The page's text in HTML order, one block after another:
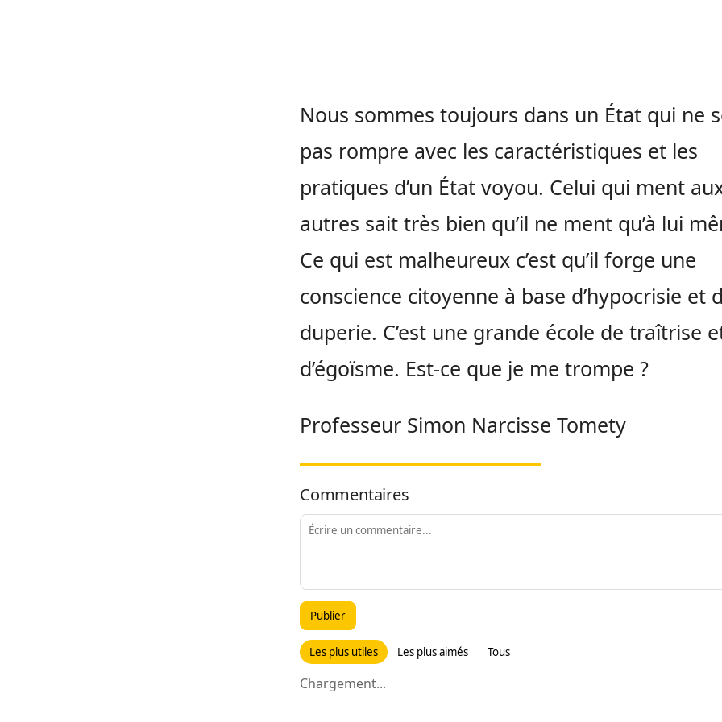
Nous sommes toujours dans un État qui ne
pas rompre avec les caractéristiques et les
pratiques d’un État voyou. Celui qui ment
autres sait très bien qu’il ne ment qu’à lui
Ce qui est malheureux c’est qu’il forge une
conscience citoyenne à base d’hypocrisie et
duperie. C’est une grande école de traîtrise
d’égoïsme. Est-ce que je me trompe ?
Professeur Simon Narcisse Tomety
Commentaires
Publier
Les plus utiles Les plus aimés Tous
Chargement...